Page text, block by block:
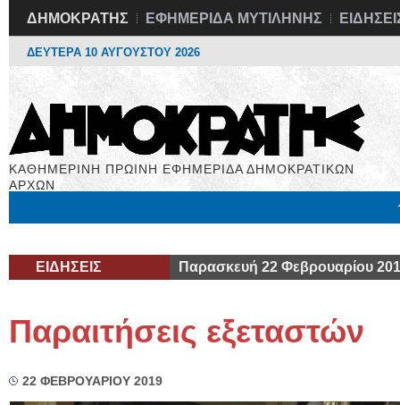
ΔΗΜΟΚΡΑΤΗΣ ΕΦΗΜΕΡΙΔΑ ΜΥΤΙΛΗΝΗΣ
ΔΕΥΤΕΡΑ 10 ΑΥΓΟΥΣΤΟΥ 2026
ΚΑΘΗΜΕΡΙΝΗ ΠΡΩΙΝΗ ΕΦΗΜΕΡΙΔΑ ΔΗΜΟΚΡΑΤΙΚΩΝ
ΑΡΧΩΝ
ΕΙΔΗΣΕΙΣ Παρασκευή 22 Φεβρουαρίου
Παραιτήσεις εξεταστών
22 ΦΕΒΡΟΥΑΡΙΟΥ 2019